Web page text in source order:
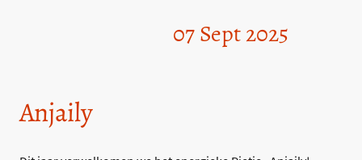
07 Sept 2025
Anjaily